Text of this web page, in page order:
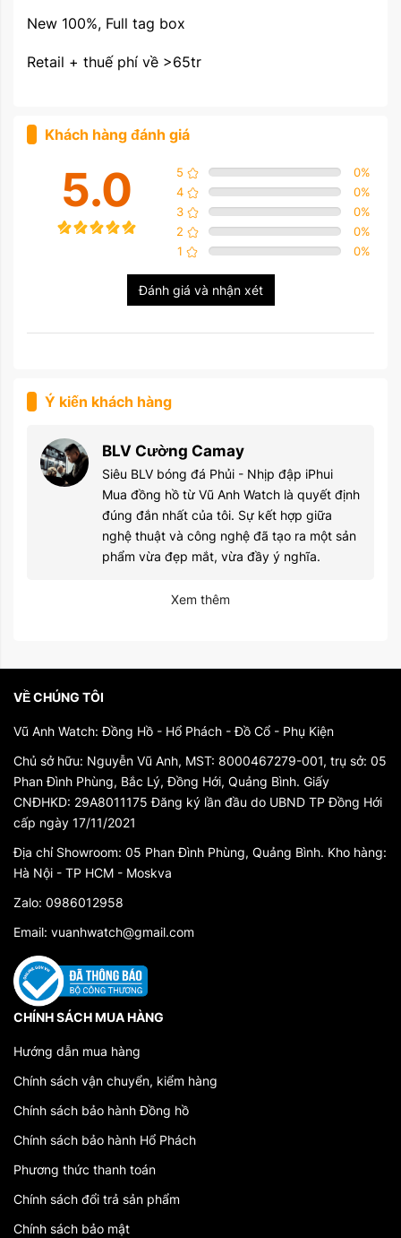
New 100%, Full tag box
Retail + thuế phí về >65tr
Khách hàng đánh giá
5.0 5 0%
4
0%
3
0%
2
0%
1
0%
Đánh giá và nhận xét
Ý kiến khách hàng
BLV Cường Camay
Siêu BLV bóng đá Phủi - Nhịp đập iPhui
Mua đồng hồ từ Vũ Anh Watch là quyết định
đúng đắn nhất của tôi. Sự kết hợp giữa
nghệ thuật và công nghệ đã tạo ra một sản
phẩm vừa đẹp mắt, vừa đầy ý nghĩa.
Xem thêm
VỀ CHÚNG TÔI
Vũ Anh Watch: Đồng Hồ - Hổ Phách - Đồ Cổ - Phụ Kiện
Chủ sở hữu: Nguyễn Vũ Anh, MST: 8000467279-001, trụ sở: 05
Phan Đình Phùng, Bắc Lý, Đồng Hới, Quảng Bình. Giấy
CNĐHKD: 29A8011175 Đăng ký lần đầu do UBND TP Đồng Hới
cấp ngày 17/11/2021
Địa chỉ Showroom: 05 Phan Đình Phùng, Quảng Bình. Kho hàng:
Hà Nội - TP HCM - Moskva
Zalo: 0986012958
Email: vuanhwatch@gmail.com
CHÍNH SÁCH MUA HÀNG
Hướng dẫn mua hàng
Chính sách vận chuyển, kiểm hàng
Chính sách bảo hành Đồng hồ
Chính sách bảo hành Hổ Phách
Phương thức thanh toán
Chính sách đổi trả sản phẩm
Chính sách bảo mật